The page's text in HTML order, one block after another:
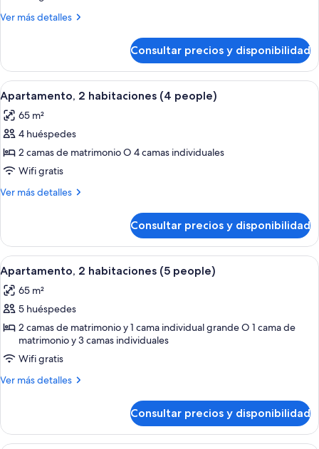
1
people)
Ver más detalles
Más
1
habitación
(3
people)
Consultar precios y disponibilidad
Abrir
todas
las
fotos
de
Apartamento,
2
people)
Una habitación de hotel con cama,
5
Apartamento, 2 habitaciones (4 people)
65 m²
4 huéspedes
2 camas de matrimonio O 4 camas individuales
Wifi gratis
Ver más detalles
Más
2
habitaciones
(4
people)
Consultar precios y disponibilidad
Abrir
todas
las
fotos
de
Apartamento,
2
habitaciones
Una habitación de hotel con cama,
7
Apartamento, 2 habitaciones (5 people)
65 m²
5 huéspedes
2 camas de matrimonio y 1 cama individual grande O 1 cama de
matrimonio y 3 camas individuales
Wifi gratis
Ver más detalles
Más
2
habitaciones
Consultar precios y disponibilidad